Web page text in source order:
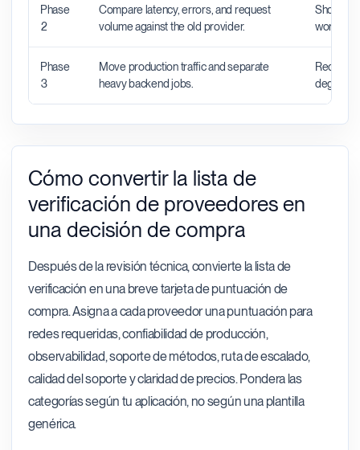
Phase
2
Compare latency, errors, and request
volume against the old provider.
Shows
workload
Phase
3
Move production traffic and separate
heavy backend jobs.
Reduces
degrade
Cómo convertir la lista de
verificación de proveedores en
una decisión de compra
Después de la revisión técnica, convierte la lista de
verificación en una breve tarjeta de puntuación de
compra. Asigna a cada proveedor una puntuación para
redes requeridas, confiabilidad de producción,
observabilidad, soporte de métodos, ruta de escalado,
calidad del soporte y claridad de precios. Pondera las
categorías según tu aplicación, no según una plantilla
genérica.